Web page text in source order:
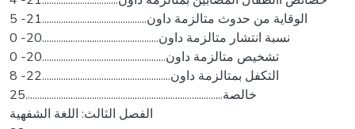
5 -الوقاية من حدوث متالزمة داون............................................21
0 -نسبة انتشار متالزمة داون.................................................20
0 -تشخيص متالزمة داون....................................................20
8 -التكفل بمتالزمة داون......................................................22
خالصة...................................................................................25
الفصل الثالث: اللغة الشفهية